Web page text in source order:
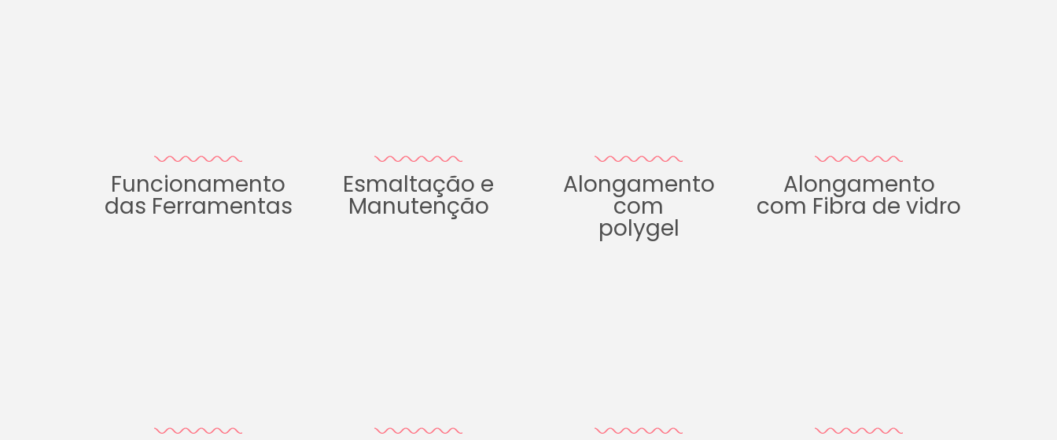
Funcionamento
das Ferramentas
Esmaltação e
Manutenção
Alongamento
com
polygel
Alongamento
com Fibra de vidro